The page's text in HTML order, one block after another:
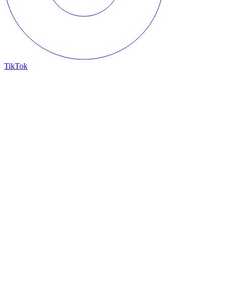
TikTok